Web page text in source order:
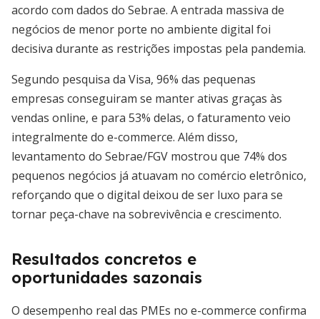
acordo com dados do Sebrae. A entrada massiva de
negócios de menor porte no ambiente digital foi
decisiva durante as restrições impostas pela pandemia.
Segundo pesquisa da Visa, 96% das pequenas
empresas conseguiram se manter ativas graças às
vendas online, e para 53% delas, o faturamento veio
integralmente do e-commerce. Além disso,
levantamento do Sebrae/FGV mostrou que 74% dos
pequenos negócios já atuavam no comércio eletrônico,
reforçando que o digital deixou de ser luxo para se
tornar peça-chave na sobrevivência e crescimento.
Resultados concretos e
oportunidades sazonais
O desempenho real das PMEs no e-commerce confirma